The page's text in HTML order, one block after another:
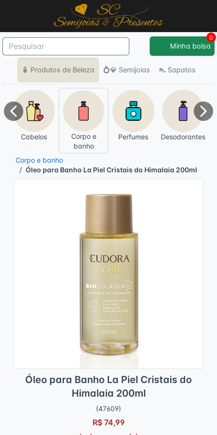
🧴 Produtos de Beleza 💍💎 Semijoias 👠 Sapatos
Minha bolsa
0
Cabelos
Corpo e
banho
Perfumes Desodorantes
Anterior
Corpo e banho
Óleo para Banho La Piel Cristais do Himalaia 200ml
Óleo para Banho La Piel Cristais do
Himalaia 200ml
(47609)
R$ 74,99